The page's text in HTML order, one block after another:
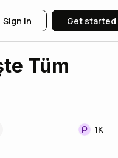
Sign in Get started
Tüm
1K